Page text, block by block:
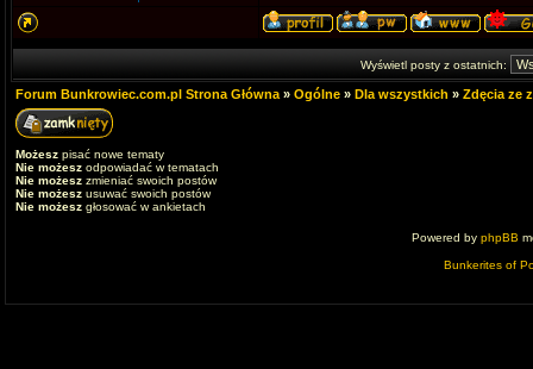
Wyświetl posty z ostatnich:
Forum Bunkrowiec.com.pl Strona Główna » Ogólne » Dla wszystkich » Zdęcia ze
Możesz pisać nowe tematy
Nie możesz odpowiadać w tematach
Nie możesz zmieniać swoich postów
Nie możesz usuwać swoich postów
Nie możesz głosować w ankietach
Powered by phpBB
Bunkerites of